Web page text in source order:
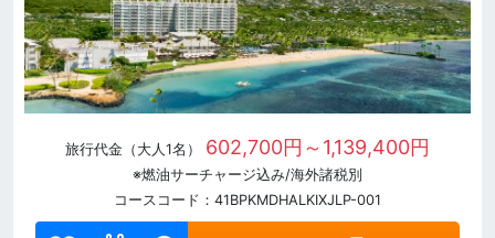
旅行代金（大人1名） 602,700円～1,139,400円
※燃油サーチャージ込み/海外諸税別
コースコード：41BPKMDHALKIXJLP-001